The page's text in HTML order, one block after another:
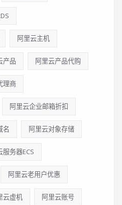
阿里云主机
产品 阿里云产品代购
理商
阿里云企业邮箱折扣
名 阿里云对象存储
服务器ECS
阿里云老用户优惠
云虚机 阿里云账号